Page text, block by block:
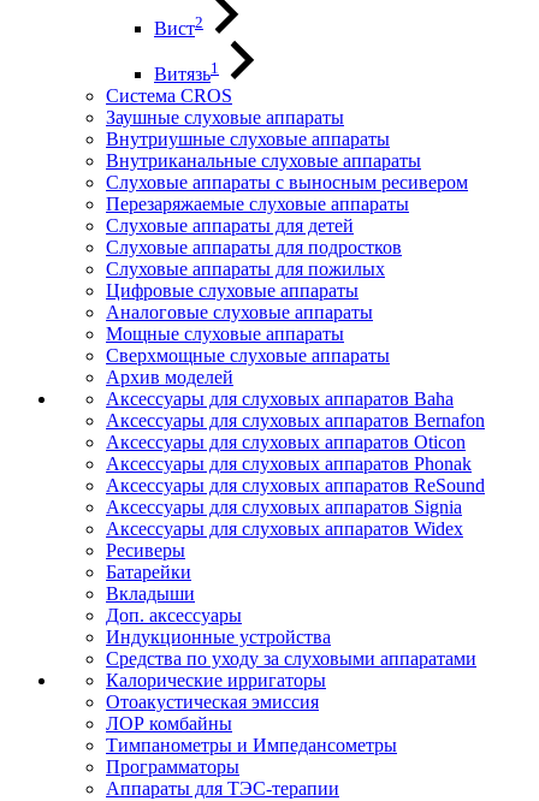
Вист2
Витязь1
Система CROS
Заушные слуховые аппараты
Внутриушные слуховые аппараты
Внутриканальные слуховые аппараты
Слуховые аппараты с выносным ресивером
Перезаряжаемые слуховые аппараты
Слуховые аппараты для детей
Слуховые аппараты для подростков
Слуховые аппараты для пожилых
Цифровые слуховые аппараты
Аналоговые слуховые аппараты
Мощные слуховые аппараты
Сверхмощные слуховые аппараты
Архив моделей
Аксессуары для слуховых аппаратов Baha
Аксессуары для слуховых аппаратов Bernafon
Аксессуары для слуховых аппаратов Oticon
Аксессуары для слуховых аппаратов Phonak
Аксессуары для слуховых аппаратов ReSound
Аксессуары для слуховых аппаратов Signia
Аксессуары для слуховых аппаратов Widex
Ресиверы
Батарейки
Вкладыши
Доп. аксессуары
Индукционные устройства
Средства по уходу за слуховыми аппаратами
Калорические ирригаторы
Отоакустическая эмиссия
ЛОР комбайны
Тимпанометры и Импедансометры
Программаторы
Аппараты для ТЭС-терапии